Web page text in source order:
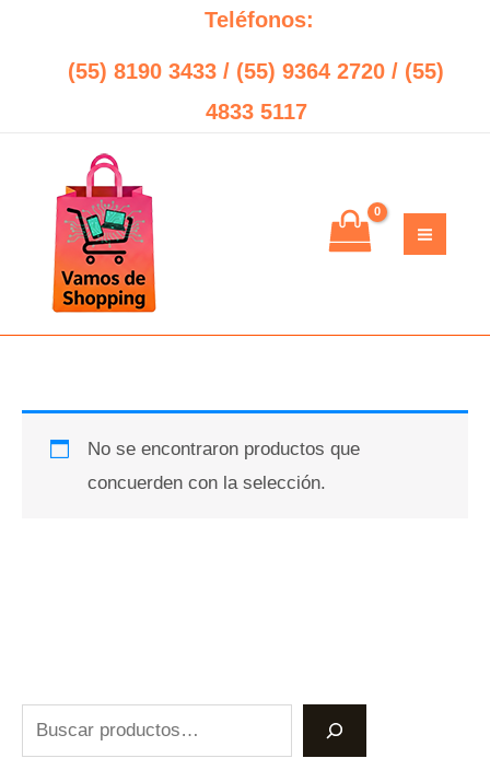
contenido
Teléfonos:
(55) 8190 3433 / (55) 9364 2720 / (55)
4833 5117
No se encontraron productos que
concuerden con la selección.